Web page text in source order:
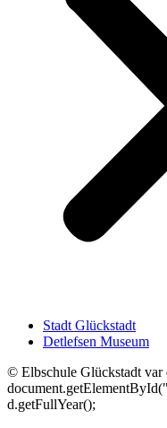
Stadt Glückstadt
Detlefsen Museum
© Elbschule Glückstadt
d.getFullYear();